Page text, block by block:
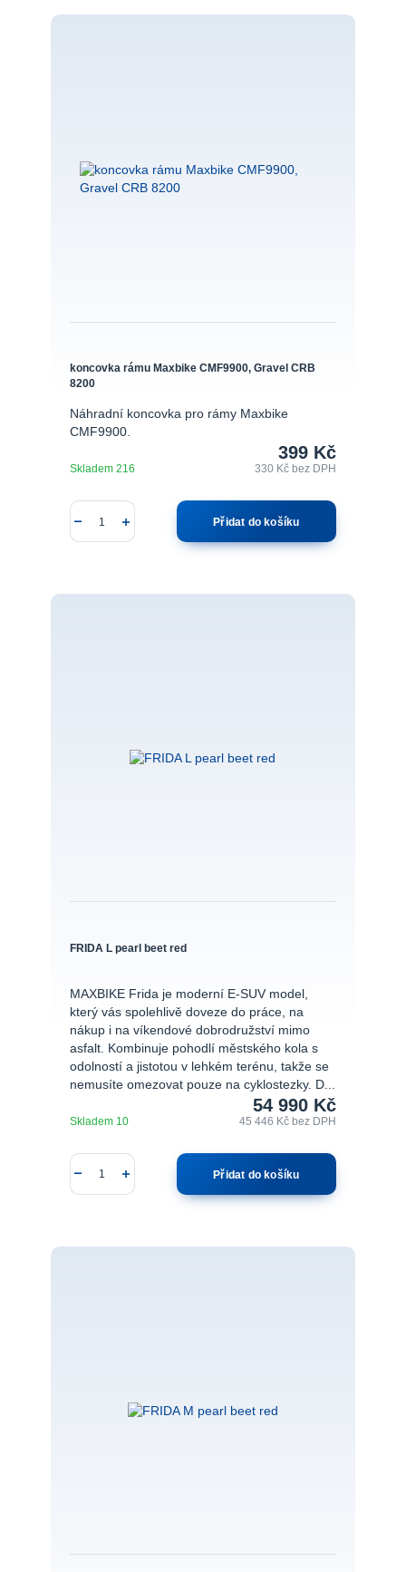
koncovka rámu Maxbike CMF9900, Gravel CRB
8200
Náhradní koncovka pro rámy Maxbike
CMF9900.
399 Kč
330 Kč bez DPH
Skladem 216
Přidat do košíku
FRIDA L pearl beet red
MAXBIKE Frida je moderní E-SUV model,
který vás spolehlivě doveze do práce, na
nákup i na víkendové dobrodružství mimo
asfalt. Kombinuje pohodlí městského kola s
odolností a jistotou v lehkém terénu, takže se
nemusíte omezovat pouze na cyklostezky. D...
54 990 Kč
45 446 Kčbez DPH
Skladem 10
Přidat do košíku